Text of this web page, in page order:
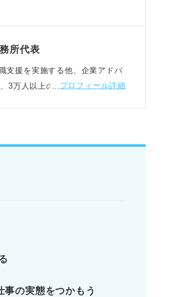
所代表
支援を実施する他、企業アドバ
3万人以上のコンサルティング
プロフィール詳細
事の実態をつかもう